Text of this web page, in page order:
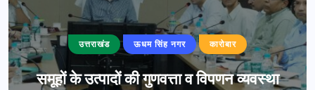
उत्तराखंड ऊधम सिंह नगर कारोबार
समूहों के उत्पादों की गुणवत्ता व विपणन व्यवस्था